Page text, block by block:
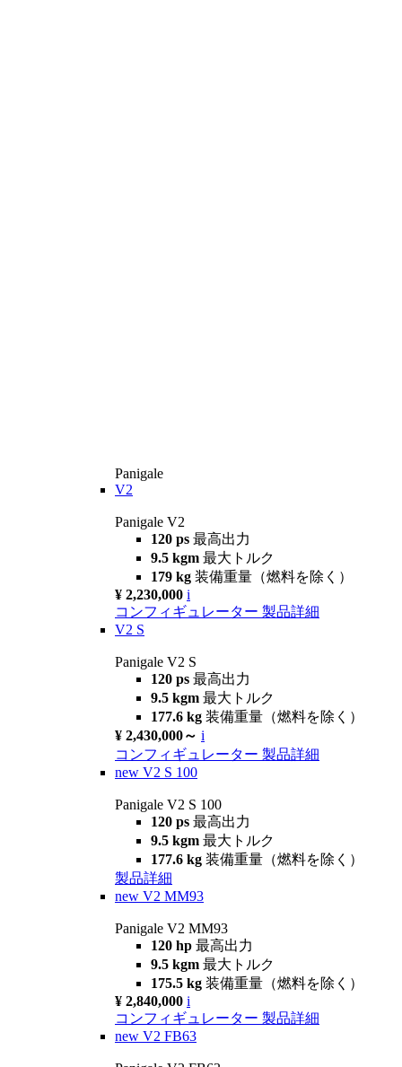
Panigale
V2
Panigale V2
120 ps 最高出力
9.5 kgm 最大トルク
179 kg 装備重量（燃料を除く）
¥ 2,230,000 i
コンフィギュレーター 製品詳細
V2 S
Panigale V2 S
120 ps 最高出力
9.5 kgm 最大トルク
177.6 kg 装備重量（燃料を除く）
¥ 2,430,000～ i
コンフィギュレーター 製品詳細
new V2 S 100
Panigale V2 S 100
120 ps 最高出力
9.5 kgm 最大トルク
177.6 kg 装備重量（燃料を除く）
製品詳細
new V2 MM93
Panigale V2 MM93
120 hp 最高出力
9.5 kgm 最大トルク
175.5 kg 装備重量（燃料を除く）
¥ 2,840,000 i
コンフィギュレーター 製品詳細
new V2 FB63